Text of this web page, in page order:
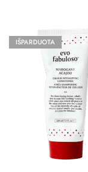
IŠPARDUOTA